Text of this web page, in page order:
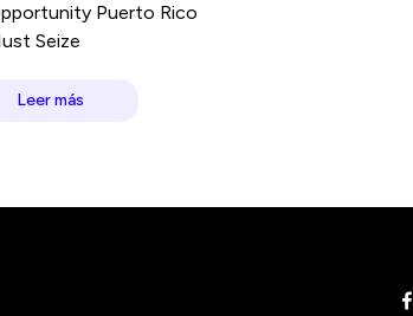
Puerto Rico
Seize
Leer más